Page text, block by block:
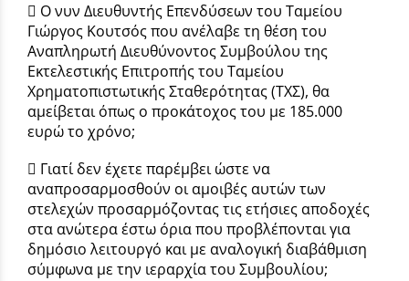
 Ο νυν Διευθυντής Επενδύσεων του Ταμείου
Γιώργος Κουτσός που ανέλαβε τη θέση του
Αναπληρωτή Διευθύνοντος Συμβούλου της
Εκτελεστικής Επιτροπής του Ταμείου
Χρηματοπιστωτικής Σταθερότητας (ΤΧΣ), θα
αμείβεται όπως ο προκάτοχος του με 185.000
ευρώ το χρόνο;
 Γιατί δεν έχετε παρέμβει ώστε να
αναπροσαρμοσθούν οι αμοιβές αυτών των
στελεχών προσαρμόζοντας τις ετήσιες αποδοχές
στα ανώτερα έστω όρια που προβλέπονται για
δημόσιο λειτουργό και με αναλογική διαβάθμιση
σύμφωνα με την ιεραρχία του Συμβουλίου;